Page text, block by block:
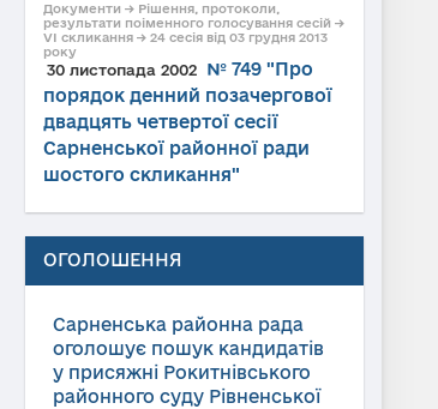
Документи → Рішення, протоколи,
результати поіменного голосування сесій →
VI скликання → 24 сесія від 03 грудня 2013
року
30 листопада 2002
№ 749 "Про
порядок денний позачергової
двадцять четвертої сесії
Сарненської районної ради
шостого скликання"
ОГОЛОШЕННЯ
Сарненська районна рада
оголошує пошук кандидатів
у присяжні Рокитнівського
районного суду Рівненської